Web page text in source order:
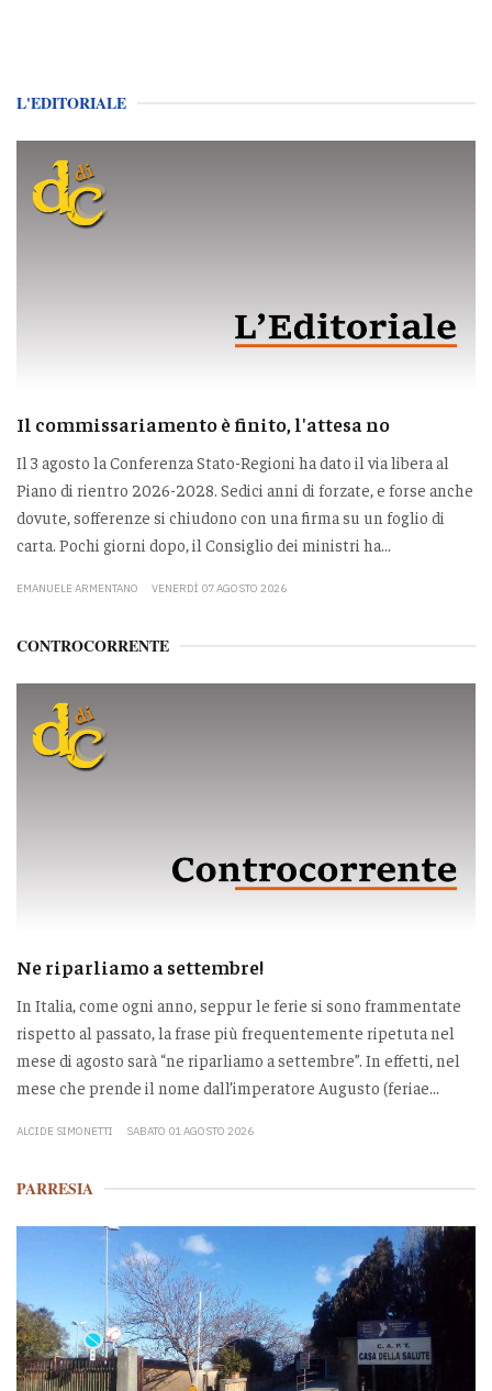
L'EDITORIALE
Il commissariamento è finito, l'attesa no
Il 3 agosto la Conferenza Stato-Regioni ha dato il via libera al
Piano di rientro 2026-2028. Sedici anni di forzate, e forse anche
dovute, sofferenze si chiudono con una firma su un foglio di
carta. Pochi giorni dopo, il Consiglio dei ministri ha...
EMANUELE ARMENTANO VENERDÌ 07 AGOSTO 2026
CONTROCORRENTE
Ne riparliamo a settembre!
In Italia, come ogni anno, seppur le ferie si sono frammentate
rispetto al passato, la frase più frequentemente ripetuta nel
mese di agosto sarà “ne riparliamo a settembre”. In effetti, nel
mese che prende il nome dall’imperatore Augusto (feriae...
ALCIDE SIMONETTI SABATO 01 AGOSTO 2026
PARRESIA